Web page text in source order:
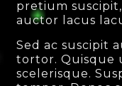
pretium
auctor lacus
Sed ac suscipit
tortor. Quisque
scelerisque.